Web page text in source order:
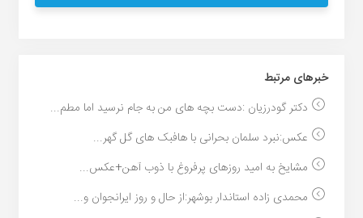
خبر‌های مرتبط
دکتر گودرزیان :دست بچه های من به جام نرسید اما مطم...
عکس:نبرد سلمان بحرانی با هافبک های گل گهر...
مشایخ به امید روزهای پرفروغ با ذوب آهن+عکس...
محمدی زاده استاندار بوشهر:از حال و روز ایرانجوان و...